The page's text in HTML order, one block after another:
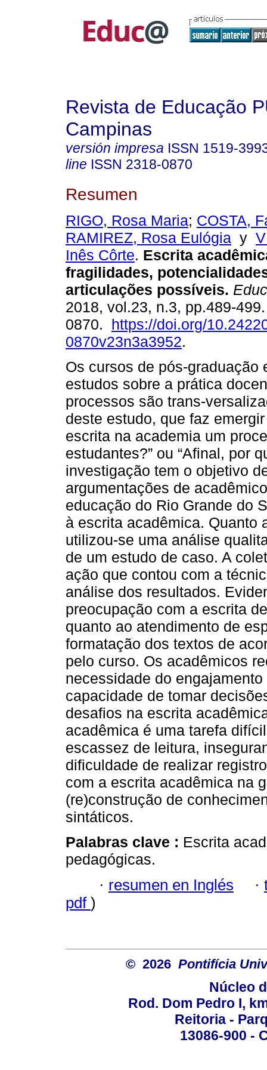
Revista de Educação
Campinas
versión impresa ISSN 1519-
line ISSN 2318-0870
Resumen
RIGO, Rosa Maria; COSTA,
RAMIREZ, Rosa Eulógia y
Inês Côrte. Escrita
fragilidades,
articulações possíveis.
2018, vol.23, n.3, pp.489-
0870. https://doi.org/
0870v23n3a3952.
Os cursos de pós-
estudos sobre a prática
processos são trans-
deste estudo, que faz
escrita na academia um
estudantes?” ou “Afinal, por
investigação tem o objetivo
argumentações de
educação do Rio Grande do
à escrita acadêmica. Quanto
utilizou-se uma análise
de um estudo de caso. A
ação que contou com a
análise dos resultados.
preocupação com a escrita
quanto ao atendimento de
formatação dos textos de
pelo curso. Os acadêmicos
necessidade do
capacidade de tomar
desafios na escrita
acadêmica é uma tarefa
escassez de leitura,
dificuldade de realizar
com a escrita acadêmica na
(re)construção de
sintáticos.
Palabras clave : Escrita
pedagógicas.
· resumen en Inglés ·
pdf )
© 2026 Pontifícia
Núcleo
Rod. Dom Pedro I,
Reitoria -
13086-900 -